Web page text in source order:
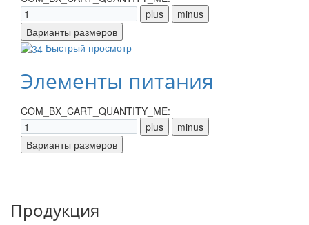
Быстрый просмотр
Элементы питания
COM_BX_CART_QUANTITY_ME:
Продукция